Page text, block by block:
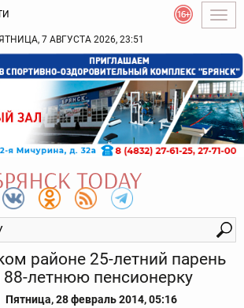
7 АВГУСТА 2026, 23:51
районе 25-летний парень
88-летнюю пенсионерку
Пятница, 28 февраль 2014, 05:16